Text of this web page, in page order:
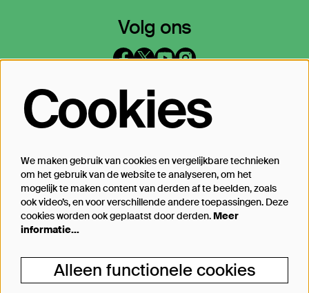
Volg ons
Op de hoogte blijven?
Inschrijven
Steun Theater Bellevue
Je kunt Theater Bellevue ook steunen, van
Cookies
We maken gebruik van cookies en vergelijkbare technieken
om het gebruik van de website te analyseren, om het
mogelijk te maken content van derden af te beelden, zoals
ook video’s, en voor verschillende andere toepassingen. Deze
cookies worden ook geplaatst door derden. Meer
informatie…
Alleen functionele cookies